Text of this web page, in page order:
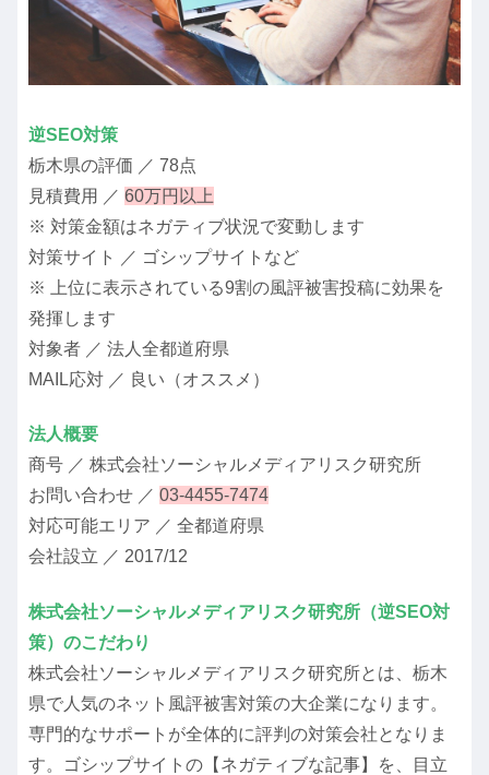
逆SEO対策
栃木県の評価 ／ 78点
見積費用 ／ 60万円以上
※ 対策金額はネガティブ状況で変動します
対策サイト ／ ゴシップサイトなど
※ 上位に表示されている9割の風評被害投稿に効果を
発揮します
対象者 ／ 法人全都道府県
MAIL応対 ／ 良い（オススメ）
法人概要
商号 ／ 株式会社ソーシャルメディアリスク研究所
お問い合わせ ／ 03-4455-7474
対応可能エリア ／ 全都道府県
会社設立 ／ 2017/12
株式会社ソーシャルメディアリスク研究所（逆SEO対
策）のこだわり
株式会社ソーシャルメディアリスク研究所とは、栃木
県で人気のネット風評被害対策の大企業になります。
専門的なサポートが全体的に評判の対策会社となりま
す。ゴシップサイトの【ネガティブな記事】を、目立